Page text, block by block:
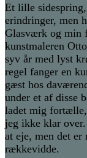
Et lille
erindringer, men
Glasværk og min
kunstmaleren
syv år med lyst
regel fanger en
gæst hos
under et af disse
ladet mig fortælle,
jeg ikke klar
at eje, men det
rækkevidde.